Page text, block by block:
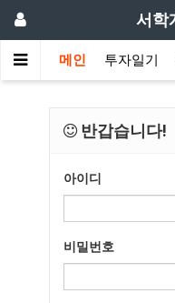
서학
메인 투자일기
반갑습니다!
아이디
비밀번호